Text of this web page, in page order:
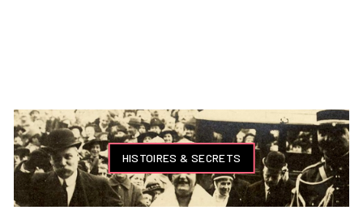
HISTOIRES & SECRETS